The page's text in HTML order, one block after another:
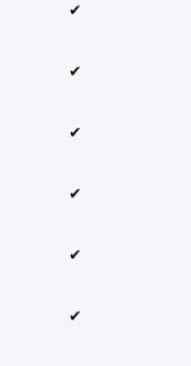
✔︎
✔︎
✔︎
✔︎
✔︎
✔︎